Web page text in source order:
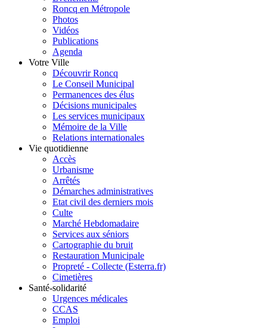
Roncq en Métropole
Photos
Vidéos
Publications
Agenda
Votre Ville
Découvrir Roncq
Le Conseil Municipal
Permanences des élus
Décisions municipales
Les services municipaux
Mémoire de la Ville
Relations internationales
Vie quotidienne
Accès
Urbanisme
Arrêtés
Démarches administratives
Etat civil des derniers mois
Culte
Marché Hebdomadaire
Services aux séniors
Cartographie du bruit
Restauration Municipale
Propreté - Collecte (Esterra.fr)
Cimetières
Santé-solidarité
Urgences médicales
CCAS
Emploi